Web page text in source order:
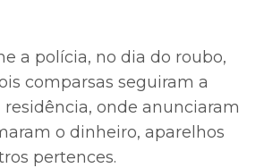
a polícia, no dia do roubo,
comparsas seguiram a
onde anunciaram
o dinheiro, aparelhos
pertences.